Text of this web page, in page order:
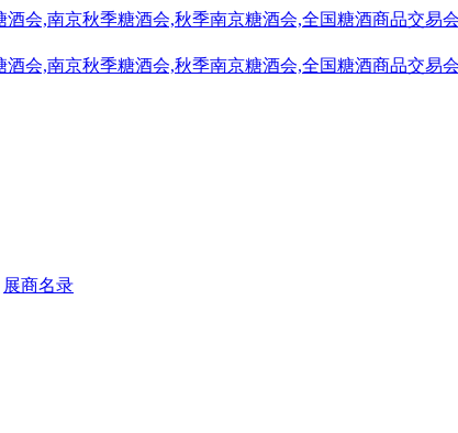
展商名录